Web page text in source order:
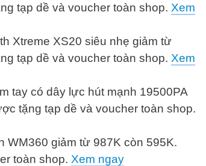
tạp dề và voucher toàn shop. Xem
Xtreme XS20 siêu nhẹ giảm từ
tạp dề và voucher toàn shop. Xem
tay có dây lực hút mạnh 19500PA
tặng tạp dề và voucher toàn shop.
WM360 giảm từ 987K còn 595K.
toàn shop. Xem ngay